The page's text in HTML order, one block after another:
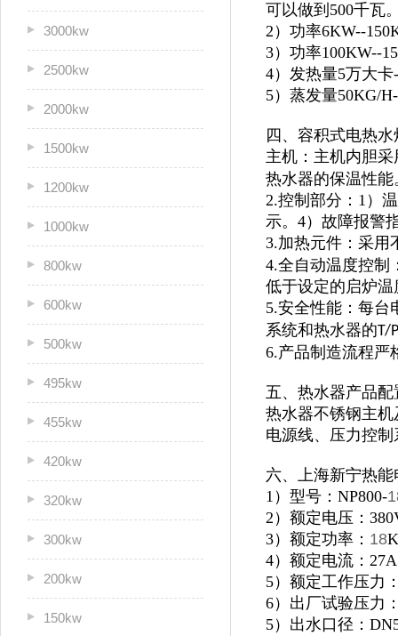
3000kw
2500kw
2000kw
1500kw
1200kw
1000kw
800kw
600kw
500kw
495kw
455kw
420kw
320kw
300kw
200kw
150kw
可以做到500千瓦
2）功率6KW--
3）功率100KW--
4）发热量5万大
5）蒸发量50KG/
四、容积式电热
主机：主机内胆
热水器的保温性能
2.控制部分：1）
示。4）故障报警
3.加热元件：采用
4.全自动温度控制
低于设定的启炉
5.安全性能：每台
系统和热水器的T/P
6.产品制造流程严
五、热水器产品配
热水器不锈钢主
电源线、压力控
六、上海新宁热
1）型号：NP800-
2）额定电压：
3）额定功率： 18
4）额定电流：27A
5）额定工作压力
6）出厂试验压力
5）出水口径：